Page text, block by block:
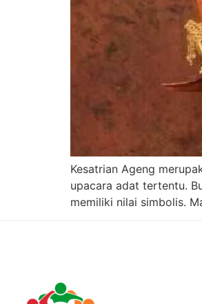
Kesatrian Ageng
upacara adat tertentu.
memiliki nilai simbolis.